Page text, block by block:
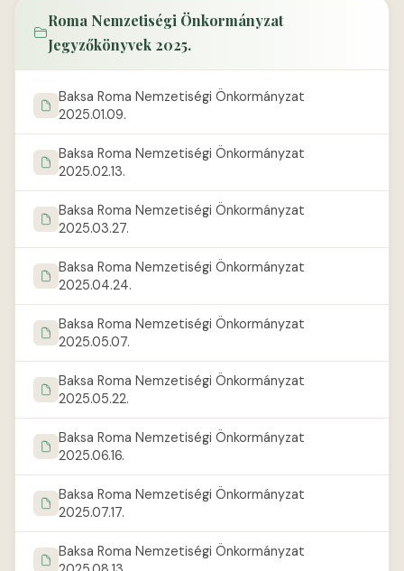
Roma Nemzetiségi Önkormányzat
Jegyzőkönyvek 2025.
Baksa Roma Nemzetiségi Önkormányzat
2025.01.09.
Baksa Roma Nemzetiségi Önkormányzat
2025.02.13.
Baksa Roma Nemzetiségi Önkormányzat
2025.03.27.
Baksa Roma Nemzetiségi Önkormányzat
2025.04.24.
Baksa Roma Nemzetiségi Önkormányzat
2025.05.07.
Baksa Roma Nemzetiségi Önkormányzat
2025.05.22.
Baksa Roma Nemzetiségi Önkormányzat
2025.06.16.
Baksa Roma Nemzetiségi Önkormányzat
2025.07.17.
Baksa Roma Nemzetiségi Önkormányzat